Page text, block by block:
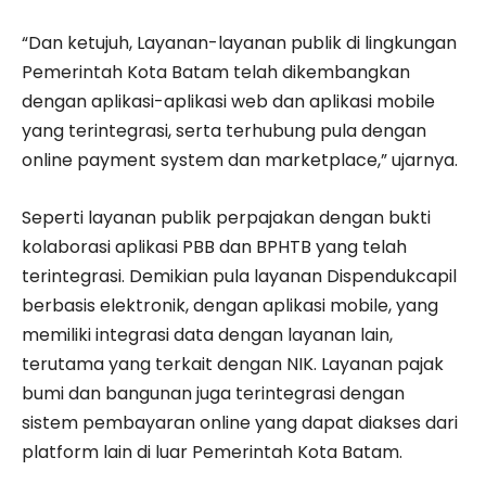
“Dan ketujuh, Layanan-layanan publik di lingkungan
Pemerintah Kota Batam telah dikembangkan
dengan aplikasi-aplikasi web dan aplikasi mobile
yang terintegrasi, serta terhubung pula dengan
online payment system dan marketplace,” ujarnya.
Seperti layanan publik perpajakan dengan bukti
kolaborasi aplikasi PBB dan BPHTB yang telah
terintegrasi. Demikian pula layanan Dispendukcapil
berbasis elektronik, dengan aplikasi mobile, yang
memiliki integrasi data dengan layanan lain,
terutama yang terkait dengan NIK. Layanan pajak
bumi dan bangunan juga terintegrasi dengan
sistem pembayaran online yang dapat diakses dari
platform lain di luar Pemerintah Kota Batam.